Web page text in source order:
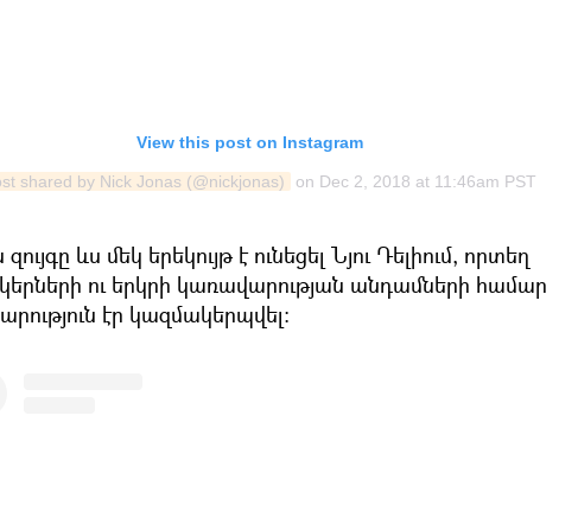
View this post on Instagram
shared by Nick Jonas (@nickjonas) on Dec 2, 2018 at 11:46am PST
ևս մեկ երեկույթ է ունեցել Նյու Դելիում, որտեղ
ու երկրի կառավարության անդամների համար
էր կազմակերպվել։